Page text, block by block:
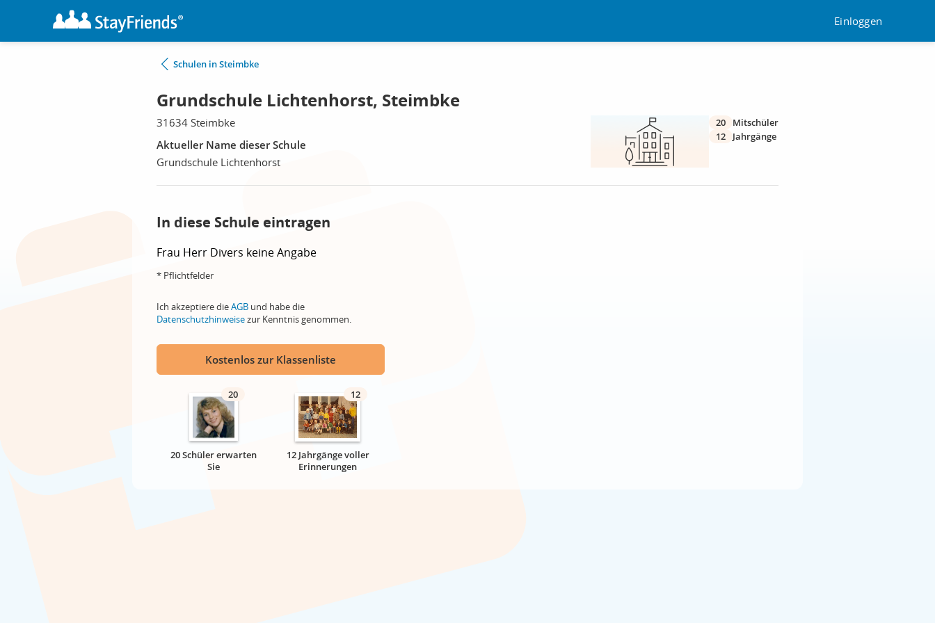
Einloggen
Schulen in Steimbke
Grundschule Lichtenhorst, Steimbke
31634 Steimbke
Aktueller Name dieser Schule
Grundschule Lichtenhorst
20
Mitschüler
12
Jahrgänge
In diese Schule eintragen
Frau Herr Divers keine Angabe
* Pflichtfelder
Ich akzeptiere dieAGB und habe die
Datenschutzhinweisezur Kenntnis genommen.
Kostenlos zur Klassenliste
20
20 Schüler erwarten
Sie
12
12 Jahrgänge voller
Erinnerungen